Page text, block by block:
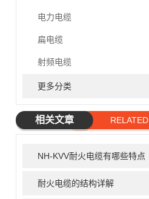
电力电缆
扁电缆
射频电缆
更多分类
相关文章
RELATED
NH-KVV耐火电缆有哪些特点
耐火电缆的结构详解